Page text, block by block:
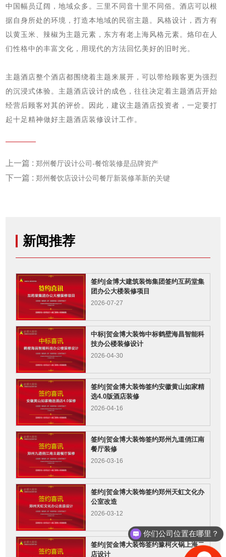
中国幅员辽阔，地域众多。三里不同音十里不同俗。酒店可以根
据自身所处的环境，打造本地域的民宿主题。风格设计，西方有
以黄玉米、辣椒为主题元素，东方有老上海风格元素。烙印在人
们性格中的丰富文化，用现代的方法回忆美好的旧时光。
主题酒店整个酒店都围绕着主题来展开，可以带给顾客更为强烈
的沉浸式体验。主题酒店设计的成色，往往决定着主题酒店开始
经营后顾客对其的评价。因此，建议主题酒店投资者，一定要打
起十足精神做好主题酒店装修设计工作。
上一篇 :郑州餐厅设计公司-餐馆装修是品牌资产
下一篇 :郑州餐饮店设计公司餐厅新装修革新的关键
新闻推荐
签约|金博大建筑装饰集团签约互药堂集
团办公大楼装修项目
2026-07-27
中标|贺金博大装饰中标鹤壁海昌智能科
技办公楼装修设计
2026-04-30
签约|贺金博大装饰签约安徽黄山如家精
选4.0版酒店装修
2026-04-16
签约|贺金博大装饰签约郑州九道俏江南
餐厅装修
2026-03-16
签约|贺金博大装饰签约郑州天虹文化办
公室改造
2026-03-12
签约|贺金博大装饰签约豫柯火锅上海二
店设计
你们公司位置在哪里？